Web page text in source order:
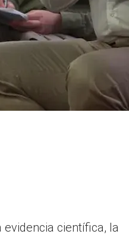
científica, la